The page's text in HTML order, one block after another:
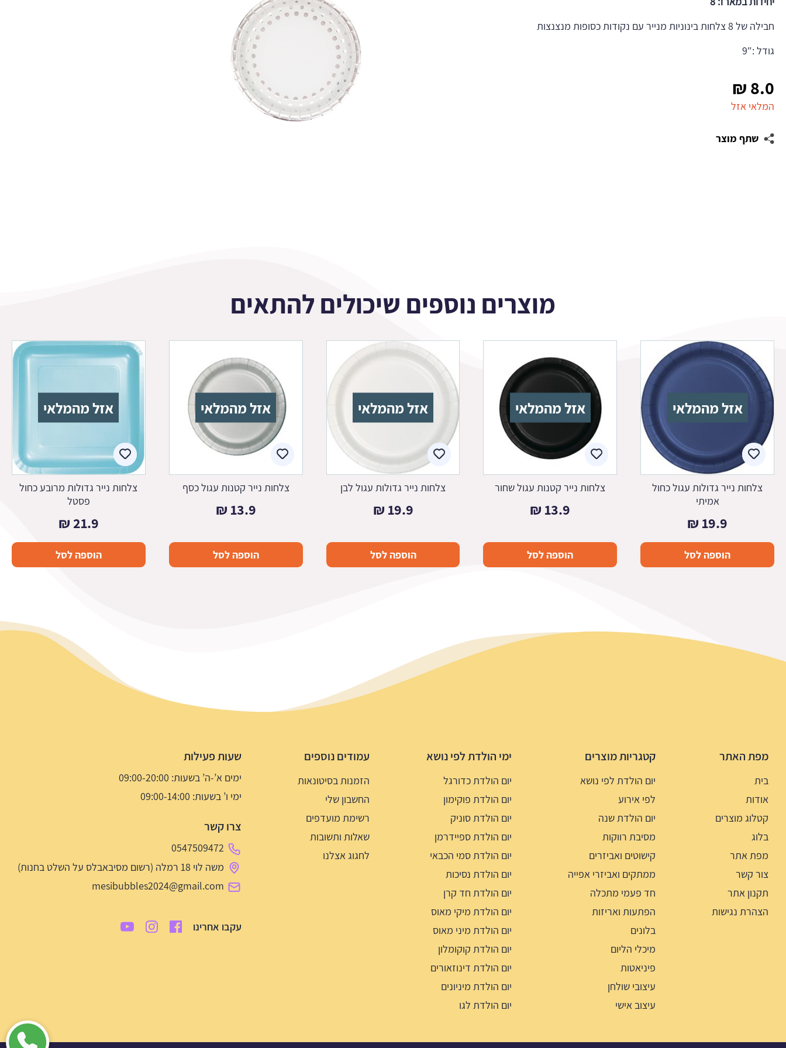
חבילה של 8 צלחות בינוניות מנייר עם נקודות כסופות מנצנצות
גודל :9″
8.0
₪
המלאי אזל
שתף מוצר
מוצרים נוספים שיכולים להתאים
אזל מהמלאי
צלחות נייר גדולות עגול כחול
אמיתי
19.9
₪
הוספה לסל
אזל מהמלאי
צלחות נייר קטנות עגול שחור
13.9
₪
הוספה לסל
אזל מהמלאי
צלחות נייר גדולות עגול לבן
19.9
₪
הוספה לסל
אזל מהמלאי
צלחות נייר קטנות עגול כסף
13.9
₪
הוספה לסל
אזל מהמלאי
צלחות נייר גדולות מרובע כחול
פסטל
21.9
₪
הוספה לסל
מפת האתר
בית
אודות
קטלוג מוצרים
בלוג
מפת אתר
צור קשר
תקנון אתר
הצהרת נגישות
קטגריות מוצרים
יום הולדת לפי נושא
לפי אירוע
יום הולדת שנה
מסיבת רווקות
קישוטים ואביזרים
ממתקים ואביזרי אפייה
חד פעמי מתכלה
הפתעות ואריזות
בלונים
מיכלי הליום
פיניאטות
עיצובי שולחן
עיצוב אישי
ימי הולדת לפי נושא
יום הולדת כדורגל
יום הולדת פוקימון
יום הולדת סוניק
יום הולדת ספיידרמן
יום הולדת סמי הכבאי
יום הולדת נסיכות
יום הולדת חד קרן
יום הולדת מיקי מאוס
יום הולדת מיני מאוס
יום הולדת קוקומלון
יום הולדת דינוזאורים
יום הולדת מיניונים
יום הולדת לגו
עמודים נוספים
הזמנות בסיטונאות
החשבון שלי
רשימת מועדפים
שאלות ותשובות
לחגוג אצלנו
שעות פעילות
ימים א’-ה’ בשעות: 09:00-20:00
ימי ו’ בשעות: 09:00-14:00
צרו קשר
0547509472
משה לוי 18 רמלה (רשום מסיבאבלס על השלט בחנות)
mesibubbles2024@gmail.com
עקבו אחרינו